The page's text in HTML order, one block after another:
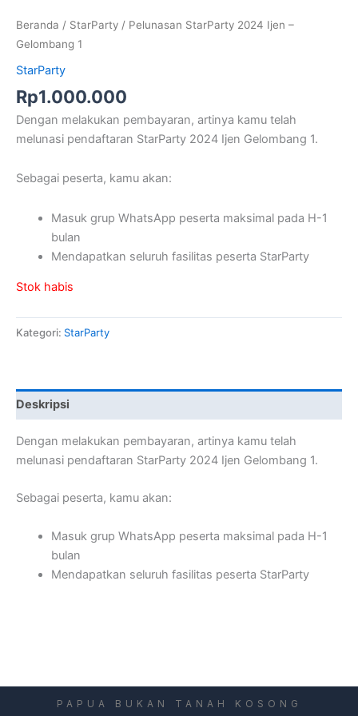
Beranda / StarParty / Pelunasan StarParty 2024 Ijen –
Gelombang 1
StarParty
Rp1.000.000
Dengan melakukan pembayaran, artinya kamu telah
melunasi pendaftaran StarParty 2024 Ijen Gelombang 1.
Sebagai peserta, kamu akan:
Masuk grup WhatsApp peserta maksimal pada H-1
bulan
Mendapatkan seluruh fasilitas peserta StarParty
Stok habis
Kategori: StarParty
Deskripsi
Dengan melakukan pembayaran, artinya kamu telah
melunasi pendaftaran StarParty 2024 Ijen Gelombang 1.
Sebagai peserta, kamu akan:
Masuk grup WhatsApp peserta maksimal pada H-1
bulan
Mendapatkan seluruh fasilitas peserta StarParty
PAPUA BUKAN TANAH KOSONG